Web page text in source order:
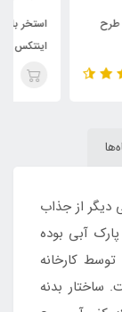
رینگ کودک
قطر 147
دیگر از جذاب
آبی بوده
کارخانه
بدنه